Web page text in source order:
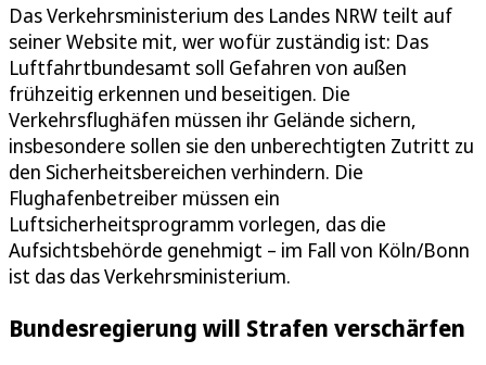
Das Verkehrsministerium des Landes NRW teilt auf
seiner Website mit, wer wofür zuständig ist: Das
Luftfahrtbundesamt soll Gefahren von außen
frühzeitig erkennen und beseitigen. Die
Verkehrsflughäfen müssen ihr Gelände sichern,
insbesondere sollen sie den unberechtigten Zutritt zu
den Sicherheitsbereichen verhindern. Die
Flughafenbetreiber müssen ein
Luftsicherheitsprogramm vorlegen, das die
Aufsichtsbehörde genehmigt – im Fall von Köln/Bonn
ist das das Verkehrsministerium.
Bundesregierung will Strafen verschärfen